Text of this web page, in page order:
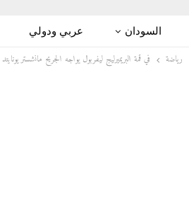
السودان عربي ودولي
رياضة في قمة البريميرليج ليفربول يواجه الجريح مانشستر يونايتد